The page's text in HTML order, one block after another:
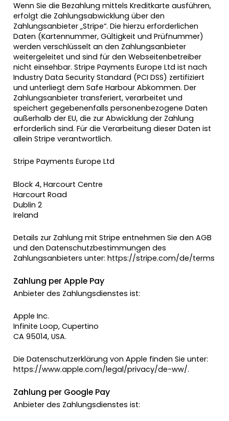
Wenn Sie die Bezahlung mittels Kreditkarte ausführen,
erfolgt die Zahlungsabwicklung über den
Zahlungsanbieter „Stripe“. Die hierzu erforderlichen
Daten (Kartennummer, Gültigkeit und Prüfnummer)
werden verschlüsselt an den Zahlungsanbieter
weitergeleitet und sind für den Webseitenbetreiber
nicht einsehbar. Stripe Payments Europe Ltd ist nach
Industry Data Security Standard (PCI DSS) zertifiziert
und unterliegt dem Safe Harbour Abkommen. Der
Zahlungsanbieter transferiert, verarbeitet und
speichert gegebenenfalls personenbezogene Daten
außerhalb der EU, die zur Abwicklung der Zahlung
erforderlich sind. Für die Verarbeitung dieser Daten ist
allein Stripe verantwortlich.
Stripe Payments Europe Ltd
Block 4, Harcourt Centre
Harcourt Road
Dublin 2
Ireland
Details zur Zahlung mit Stripe entnehmen Sie den AGB
und den Datenschutzbestimmungen des
Zahlungsanbieters unter: https://stripe.com/de/terms
Zahlung perApple Pay
Anbieter des Zahlungsdienstes ist:
Apple Inc.
Infinite Loop, Cupertino
CA 95014, USA.
Die Datenschutzerklärung von Apple finden Sie unter:
https://www.apple.com/legal/privacy/de-ww/.
Zahlung per Google Pay
Anbieter des Zahlungsdienstes ist: